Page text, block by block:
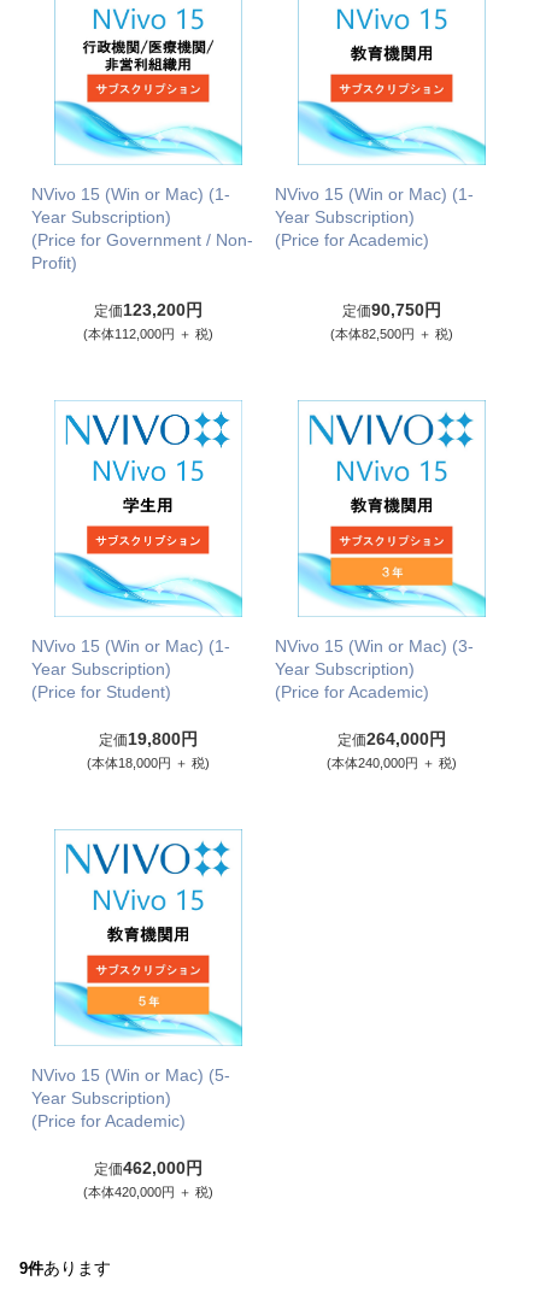
NVivo 15 (Win or Mac) (1-
Year Subscription)
(Price for Government / Non-
Profit)
定価123,200円
(本体112,000円 ＋ 税)
NVivo 15 (Win or Mac) (1-
Year Subscription)
(Price for Academic)
定価90,750円
(本体82,500円 ＋ 税)
NVivo 15 (Win or Mac) (1-
Year Subscription)
(Price for Student)
定価19,800円
(本体18,000円 ＋ 税)
NVivo 15 (Win or Mac) (3-
Year Subscription)
(Price for Academic)
定価264,000円
(本体240,000円 ＋ 税)
NVivo 15 (Win or Mac) (5-
Year Subscription)
(Price for Academic)
定価462,000円
(本体420,000円 ＋ 税)
9件あります